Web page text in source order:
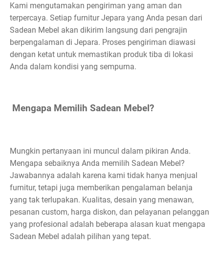
Kami mengutamakan pengiriman yang aman dan
terpercaya. Setiap furnitur Jepara yang Anda pesan dari
Sadean Mebel akan dikirim langsung dari pengrajin
berpengalaman di Jepara. Proses pengiriman diawasi
dengan ketat untuk memastikan produk tiba di lokasi
Anda dalam kondisi yang sempurna.
Mengapa Memilih Sadean Mebel?
Mungkin pertanyaan ini muncul dalam pikiran Anda.
Mengapa sebaiknya Anda memilih Sadean Mebel?
Jawabannya adalah karena kami tidak hanya menjual
furnitur, tetapi juga memberikan pengalaman belanja
yang tak terlupakan. Kualitas, desain yang menawan,
pesanan custom, harga diskon, dan pelayanan pelanggan
yang profesional adalah beberapa alasan kuat mengapa
Sadean Mebel adalah pilihan yang tepat.